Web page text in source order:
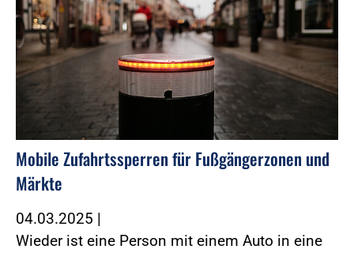
Mobile Zufahrtssperren für Fußgängerzonen und
Märkte
04.03.2025 |
Wieder ist eine Person mit einem Auto in eine